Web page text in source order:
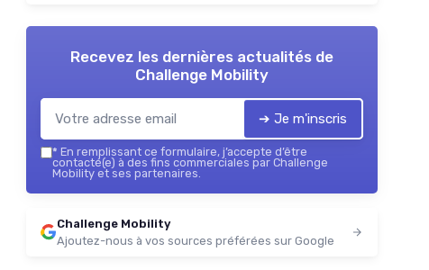
Recevez les dernières actualités de
Challenge Mobility
➔ Je m'inscris
* En remplissant ce formulaire, j’accepte d’être
contacté(e) à des fins commerciales par Challenge
Mobility et ses partenaires.
Challenge Mobility
Ajoutez-nous à vos sources préférées sur Google